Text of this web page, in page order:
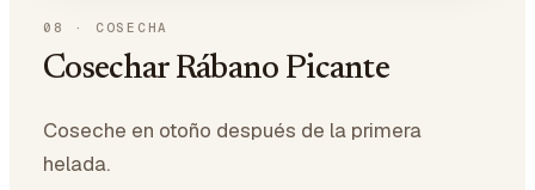
08 · COSECHA
Cosechar Rábano Picante
Coseche en otoño después de la primera
helada.